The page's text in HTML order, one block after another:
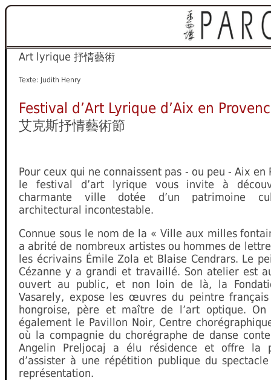
Art lyrique 抒情藝術
Texte: Judith Henry
Festival d’Art Lyrique d’Aix en
艾克斯抒情藝術節
Pour ceux qui ne connaissent pas - ou peu - Aix en
le festival d’art lyrique vous invite à
charmante ville dotée d’un patrimoine
architectural incontestable.
Connue sous le nom de la « Ville aux milles
a abrité de nombreux artistes ou hommes de
les écrivains Émile Zola et Blaise Cendrars. Le
Cézanne y a grandi et travaillé. Son atelier est
ouvert au public, et non loin de là, la
Vasarely, expose les œuvres du peintre français
hongroise, père et maître de l’art optique.
également le Pavillon Noir, Centre
où la compagnie du chorégraphe de danse
Angelin Preljocaj a élu résidence et offre la
d’assister à une répétition publique du
représentation.